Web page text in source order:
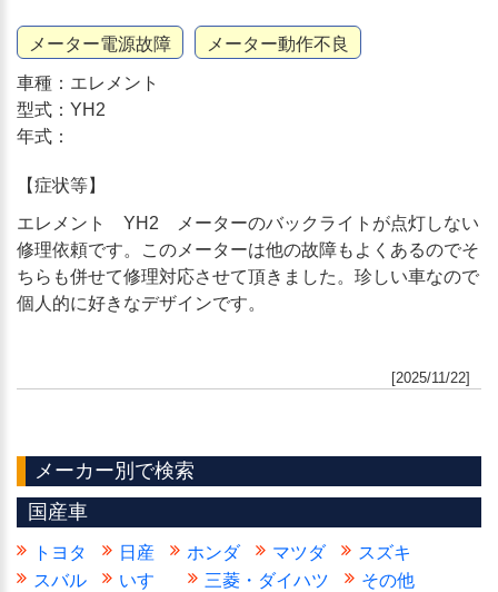
メーター電源故障 メーター動作不良
車種：エレメント
型式：YH2
年式：
【症状等】
エレメント YH2 メーターのバックライトが点灯しない
修理依頼です。このメーターは他の故障もよくあるのでそ
ちらも併せて修理対応させて頂きました。珍しい車なので
個人的に好きなデザインです。
[2025/11/22]
メーカー別で検索
国産車
トヨタ 日産 ホンダ マツダ
スズキ
スバル
いすゞ 三菱・ダイハツ その他